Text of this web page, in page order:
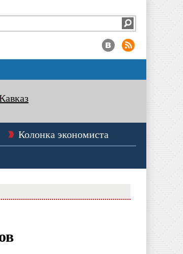
Колонка экономиста